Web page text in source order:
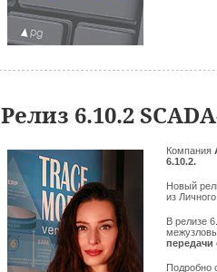
Релиз 6.10.2
Компания
6.10.2.
Новый
из
В релизе
передачи
Подробно